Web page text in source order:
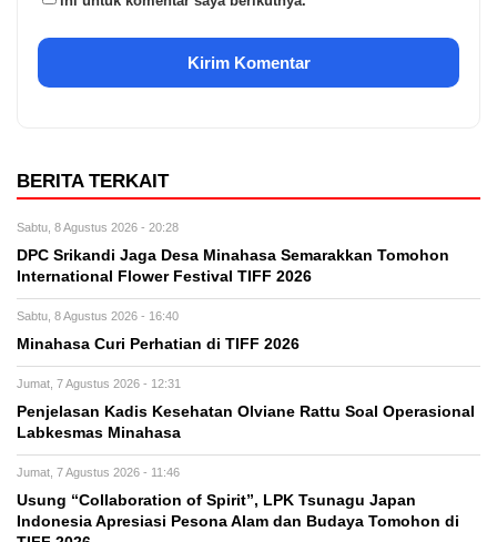
BERITA TERKAIT
Sabtu, 8 Agustus 2026 - 20:28
DPC Srikandi Jaga Desa Minahasa Semarakkan Tomohon
International Flower Festival TIFF 2026
Sabtu, 8 Agustus 2026 - 16:40
Minahasa Curi Perhatian di TIFF 2026
Jumat, 7 Agustus 2026 - 12:31
Penjelasan Kadis Kesehatan Olviane Rattu Soal Operasional
Labkesmas Minahasa
Jumat, 7 Agustus 2026 - 11:46
Usung “Collaboration of Spirit”, LPK Tsunagu Japan
Indonesia Apresiasi Pesona Alam dan Budaya Tomohon di